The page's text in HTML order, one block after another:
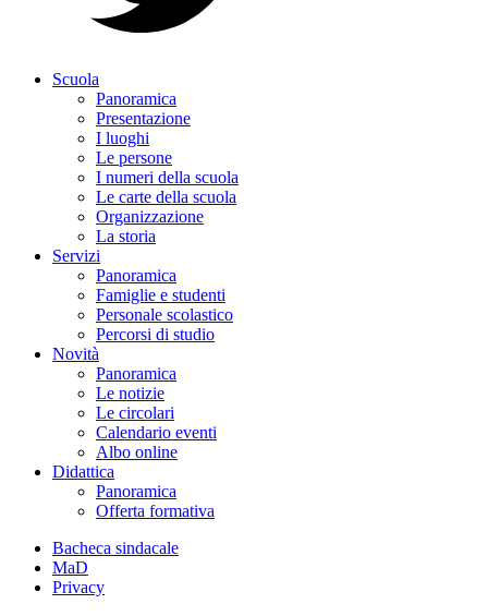
Scuola
Panoramica
Presentazione
I luoghi
Le persone
I numeri della scuola
Le carte della scuola
Organizzazione
La storia
Servizi
Panoramica
Famiglie e studenti
Personale scolastico
Percorsi di studio
Novità
Panoramica
Le notizie
Le circolari
Calendario eventi
Albo online
Didattica
Panoramica
Offerta formativa
Bacheca sindacale
MaD
Privacy